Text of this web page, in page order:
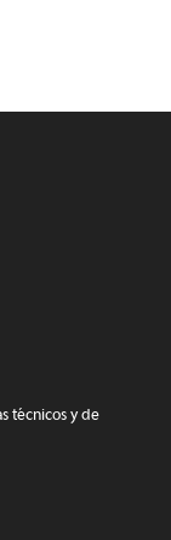
técnicos y de